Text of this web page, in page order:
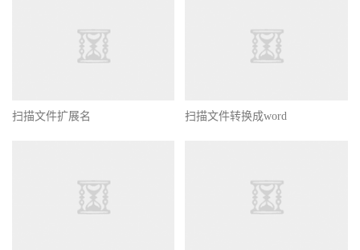
扫描文件扩展名 扫描文件转换成word